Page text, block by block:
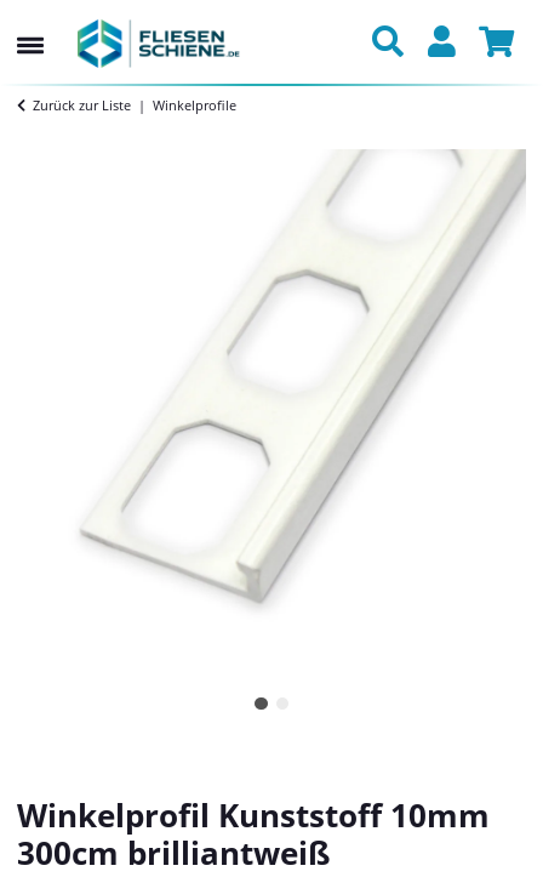
Zurück zur Liste Winkelprofile
Winkelprofil Kunststoff 10mm
300cm brilliantweiß